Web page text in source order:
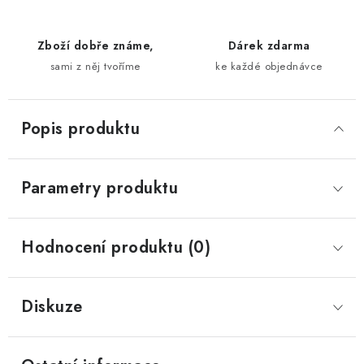
Zboží dobře známe,
sami z něj tvoříme
Dárek zdarma
ke každé objednávce
Popis produktu
Parametry produktu
Hodnocení produktu (0)
Diskuze